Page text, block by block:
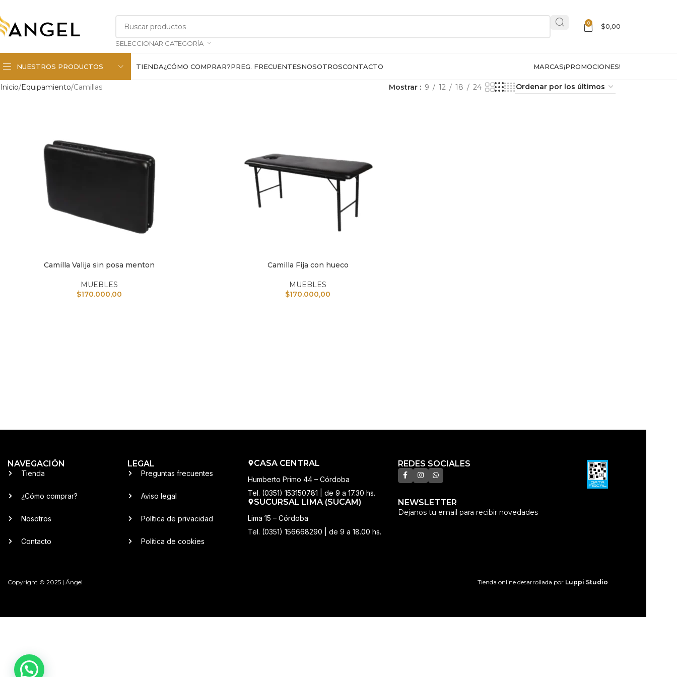
SELECCIONAR CATEGORÍA
0 $0,00
NUESTROS PRODUCTOS TIENDA¿CÓMO COMPRAR?PREG. FRECUENTESNOSOTROSCONTACTO MARCAS¡PROMOCIONES!
Inicio Equipamiento Camillas Mostrar 9 12 18 24
AÑADIR AL CARRITOCamilla Valija sin posa menton
MUEBLES
$170.000,00
AÑADIR AL CARRITOCamilla Fija con hueco
MUEBLES
$170.000,00
NAVEGACIÓN
Tienda
¿Cómo comprar?
Nosotros
Contacto
LEGAL
Preguntas frecuentes
Aviso legal
Política de privacidad
Política de cookies
CASA CENTRAL
Humberto Primo 44 – Córdoba
Tel. (0351) 153150781 | de 9 a 17.30 hs.
SUCURSAL LIMA (SUCAM)
Lima 15 – Córdoba
Tel. (0351) 156668290 | de 9 a 18.00 hs.
REDES SOCIALES
NEWSLETTER
Dejanos tu email para recibir novedades
Tienda online desarrollada por Luppi Studio
Copyright © 2025 | Ángel